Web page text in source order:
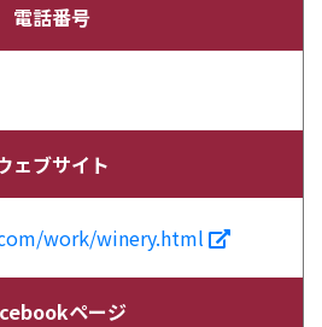
電話番号
ェブサイト
work/winery.html
ページ